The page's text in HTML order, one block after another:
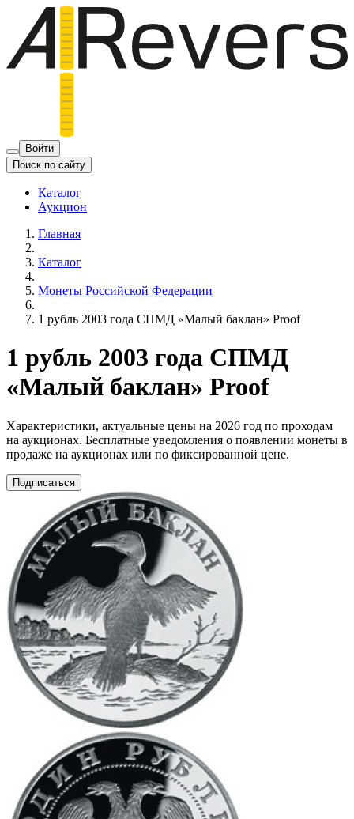
Войти
Поиск по сайту
Каталог
Аукцион
Главная
Каталог
Монеты Российской Федерации
1 рубль 2003 года СПМД «Малый баклан» Proof
1 рубль 2003 года СПМД
«Малый баклан» Proof
Характеристики, актуальные цены на 2026 год по проходам
на аукционах. Бесплатные уведомления о появлении монеты в
продаже на аукционах или по фиксированной цене.
Подписаться